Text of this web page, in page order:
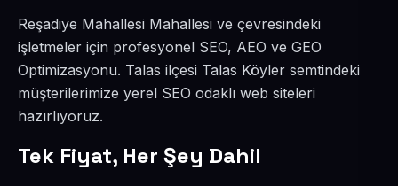
Reşadiye Mahallesi Mahallesi ve çevresindeki
işletmeler için profesyonel SEO, AEO ve GEO
Optimizasyonu. Talas ilçesi Talas Köyler semtindeki
müşterilerimize yerel SEO odaklı web siteleri
hazırlıyoruz.
Tek Fiyat, Her Şey Dahil